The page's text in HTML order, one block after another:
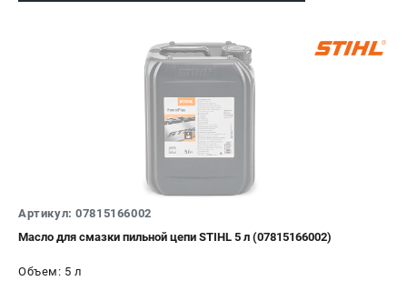
Артикул: 07815166002
Масло для смазки пильной цепи STIHL 5 л (07815166002)
Объем: 5 л